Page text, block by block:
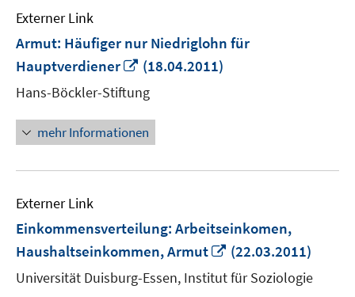
Externer Link
Armut: Häufiger nur Niedriglohn für
Hauptverdiener
In
Fenster
öffnen
(18.04.2011)
Hans-Böckler-Stiftung
mehr Informationen
Externer Link
Einkommensverteilung: Arbeitseinkomen,
Haushaltseinkommen, Armut
In
neuem
Fenster
(22.03.2011)
Universität Duisburg-Essen, Institut für Soziologie